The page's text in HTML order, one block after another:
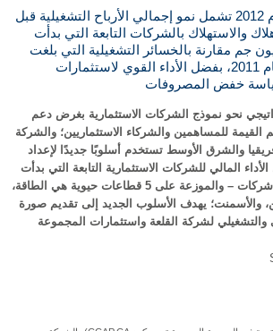
نتائج شركة القلعة لعام 2012 تشمل نمو إجمالي الأرباح التشغيلية قبل
والاستهلاك بالشركات التابعة التي بدأت
إلى 111.4 مليون جم مقارنة بالخسائر التشغيلية التي بلغت
0.1 مليون جم خلال عام 2011، بفضل الأداء القوي لاستثمارات
خفض المصروفات
نحو نموذج الشركات الاستثمارية بغرض دعم
للمساهمين والشركاء الاستثماريين؛ والشركة
والشرق الأوسط تستخدم أسلوبًا جديدًا لإعداد
المالي للشركات الاستثمارية التابعة التي بدأت
النشاط – البالغ عددها 8 شركات – والموزعة على 5 قطاعات حيوية هي الطاقة،
والأسمنت؛ يهدف الأسلوب الجديد إلى تقديم صورة
والتشغيلي لشركة القلعة واستثمارات المجموعة